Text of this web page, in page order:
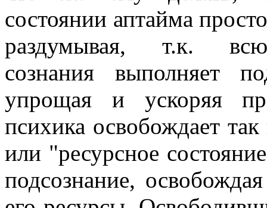
состоянии аптайма
раздумывая, т.к.
сознания выполняет
упрощая и ускоряя
психика освобождает
или "ресурсное
подсознание,